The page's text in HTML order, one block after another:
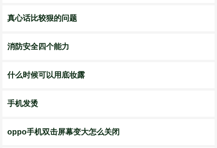
真心话比较狠的问题
消防安全四个能力
什么时候可以用底妆露
手机发烫
oppo手机双击屏幕变大怎么关闭